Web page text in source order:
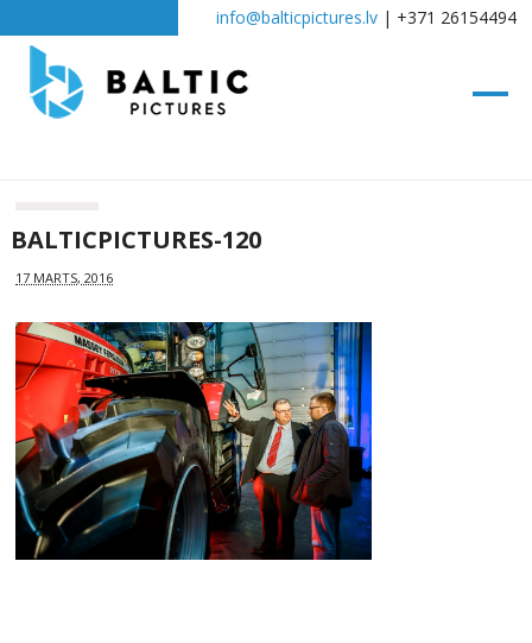
info@balticpictures.lv| +371 26154494
BALTICPICTURES-120
17 MARTS, 2016